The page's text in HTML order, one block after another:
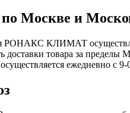
Москве и
РОНАКС КЛИМАТ
доставки товара за пределы
ежедневно с